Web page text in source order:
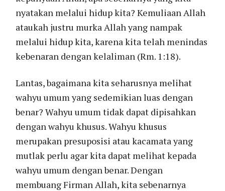
nyatakan melalui hidup kita? Kemuliaan Allah
ataukah justru murka Allah yang nampak
melalui hidup kita, karena kita telah menindas
kebenaran dengan kelaliman (Rm. 1:18).
Lantas, bagaimana kita seharusnya melihat
wahyu umum yang sedemikian luas dengan
benar? Wahyu umum tidak dapat dipisahkan
dengan wahyu khusus. Wahyu khusus
merupakan presuposisi atau kacamata yang
mutlak perlu agar kita dapat melihat kepada
wahyu umum dengan benar. Dengan
membuang Firman Allah, kita sebenarnya